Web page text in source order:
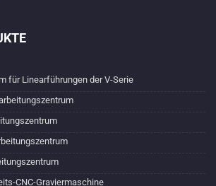
für Linearführungen der V-Serie
CNC-Graviermaschine